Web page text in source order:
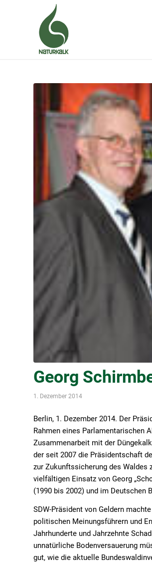
Georg
1. Dezember 2014
Berlin, 1. Dezember 2014. Der
Rahmen eines Parlamentarischen
Zusammenarbeit mit der
der seit 2007 die Präsidentschaft
zur Zukunftssicherung des Waldes
vielfältigen Einsatz von Georg
(1990 bis 2002) und im Deutschen
SDW-Präsident von Geldern
politischen Meinungsführern und
Jahrhunderte und Jahrzehnte
unnatürliche Bodenversauerung
gut, wie die aktuelle